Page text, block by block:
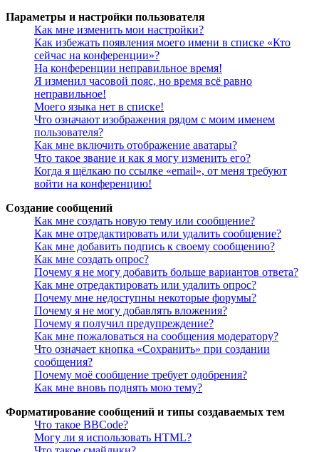
Параметры и настройки пользователя
Как мне изменить мои настройки?
Как избежать появления моего имени в списке «Кто
сейчас на конференции»?
На конференции неправильное время!
Я изменил часовой пояс, но время всё равно
неправильное!
Моего языка нет в списке!
Что означают изображения рядом с моим именем
пользователя?
Как мне включить отображение аватары?
Что такое звание и как я могу изменить его?
Когда я щёлкаю по ссылке «email», от меня требуют
войти на конференцию!
Создание сообщений
Как мне создать новую тему или сообщение?
Как мне отредактировать или удалить сообщение?
Как мне добавить подпись к своему сообщению?
Как мне создать опрос?
Почему я не могу добавить больше вариантов ответа?
Как мне отредактировать или удалить опрос?
Почему мне недоступны некоторые форумы?
Почему я не могу добавлять вложения?
Почему я получил предупреждение?
Как мне пожаловаться на сообщения модератору?
Что означает кнопка «Сохранить» при создании
сообщения?
Почему моё сообщение требует одобрения?
Как мне вновь поднять мою тему?
Форматирование сообщений и типы создаваемых тем
Что такое BBCode?
Могу ли я использовать HTML?